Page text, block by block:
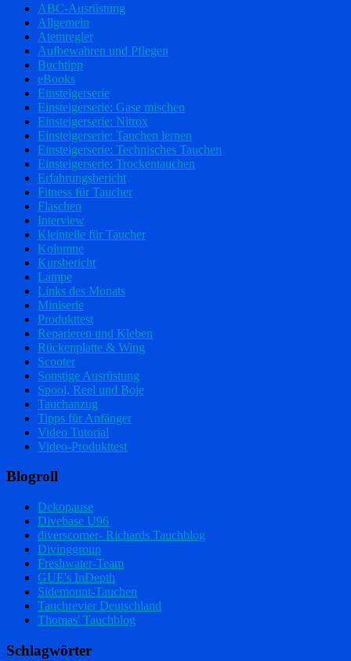
ABC-Ausrüstung
Allgemein
Atemregler
Aufbewahren und Pflegen
Buchtipp
eBooks
Einsteigerserie
Einsteigerserie: Gase mischen
Einsteigerserie: Nitrox
Einsteigerserie: Tauchen lernen
Einsteigerserie: Technisches Tauchen
Einsteigerserie: Trockentauchen
Erfahrungsbericht
Fitness für Taucher
Flaschen
Interview
Kleinteile für Taucher
Kolumne
Kursbericht
Lampe
Links des Monats
Miniserie
Produkttest
Reparieren und Kleben
Rückenplatte & Wing
Scooter
Sonstige Ausrüstung
Spool, Reel und Boje
Tauchanzug
Tipps für Anfänger
Video Tutorial
Video-Produkttest
Blogroll
Dekopause
Divebase U96
diverscorner- Richards Tauchblog
Divinggroup
Freshwater-Team
GUE's InDepth
Sidemount-Tauchen
Tauchrevier Deutschland
Thomas' Tauchblog
Schlagwörter